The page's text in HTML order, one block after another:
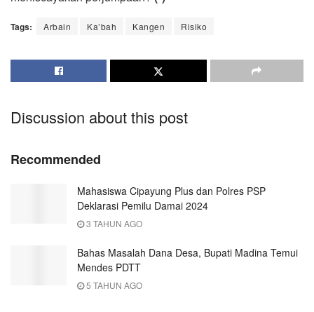
Tags: Arbain Ka’bah Kangen Risiko
Discussion about this post
Recommended
Mahasiswa Cipayung Plus dan Polres PSP
Deklarasi Pemilu Damai 2024
3 TAHUN AGO
Bahas Masalah Dana Desa, Bupati Madina Temui
Mendes PDTT
5 TAHUN AGO